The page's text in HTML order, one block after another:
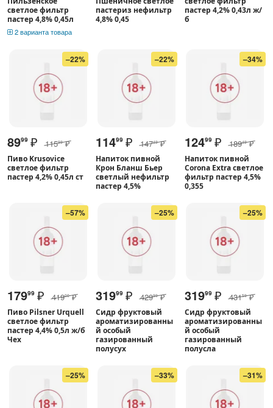
светлое фильтр
пастер 4,8% 0,45л
2 варианта товара
пастериз нефильтр
4,8% 0,45
пастер 4,2% 0,43л ж/
б
–22%
8999 ₽ 11599 ₽
Пиво Krusovice
светлое фильтр
пастер 4,2% 0,45л ст
–22%
11499 ₽ 14749 ₽
Напиток пивной
Крон Бланш Бьер
светлый нефильтр
пастер 4,5%
–34%
12499 ₽ 18949 ₽
Напиток пивной
Corona Extra светлое
фильтр пастер 4,5%
0,355
–57%
17999 ₽ 41900 ₽
Пиво Pilsner Urquell
светлое фильтр
пастер 4,4% 0,5л ж/б
Чех
–25%
31999 ₽ 42999 ₽
Сидр фруктовый
ароматизированны
й особый
газированный
полусух
–25%
31999 ₽ 43159 ₽
Сидр фруктовый
ароматизированны
й особый
газированный
полусла
–25% –33% –31%